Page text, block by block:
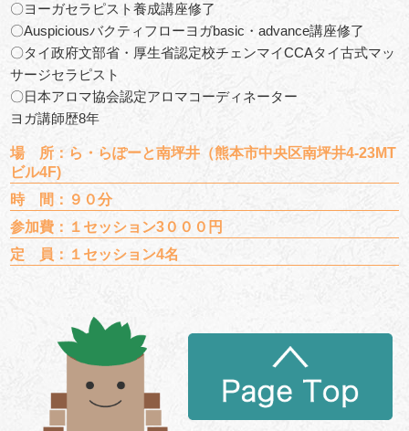
〇ヨーガセラピスト養成講座修了
〇Auspiciousバクティフローヨガbasic・advance講座修了
〇タイ政府文部省・厚生省認定校チェンマイCCAタイ古式マッ
サージセラピスト
〇日本アロマ協会認定アロマコーディネーター
ヨガ講師歴8年
場 所：ら・らぽーと南坪井（熊本市中央区南坪井4-23MT
ビル4F)
時 間：９０分
参加費：１セッション3０００円
定 員：１セッション4名